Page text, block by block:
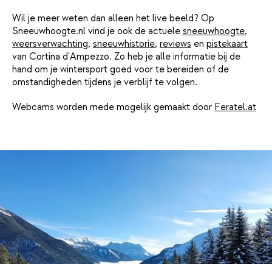
Wil je meer weten dan alleen het live beeld? Op
Sneeuwhoogte.nl vind je ook de actuele sneeuwhoogte,
weersverwachting, sneeuwhistorie, reviews en pistekaart
van Cortina d'Ampezzo. Zo heb je alle informatie bij de
hand om je wintersport goed voor te bereiden of de
omstandigheden tijdens je verblijf te volgen.
Webcams worden mede mogelijk gemaakt door Feratel.at